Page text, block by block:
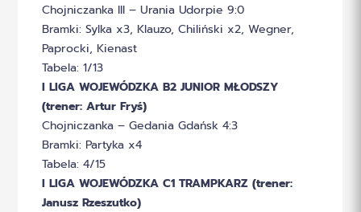
Chojniczanka III – Urania Udorpie 9:0
Bramki: Sylka x3, Klauzo, Chiliński x2, Wegner,
Paprocki, Kienast
Tabela: 1/13
I LIGA WOJEWÓDZKA B2 JUNIOR MŁODSZY
(trener: Artur Fryś)
Chojniczanka – Gedania Gdańsk 4:3
Bramki: Partyka x4
Tabela: 4/15
I LIGA WOJEWÓDZKA C1 TRAMPKARZ (trener:
Janusz Rzeszutko)